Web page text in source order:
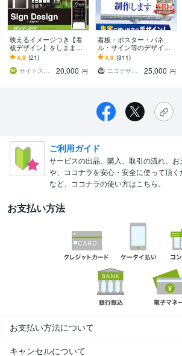
映えるイメージつき【看
板デザイン】をしまます
★データ納品後はお近く
の看板屋さんへ
4.9 (21)
サイトスグ／実績800件
20,000 円
看板・ポスター・パネ
ル・サイン等のデザイン
致します 「ターゲットに
伝わる・行動につなが
る」デザインを制作しま
4.9 (311)
ニコデザイン
25,000 円
ご利用ガイド
サービスの出品、購入、取引の流れ、
や、ココナラを安心・安全に使って頂
など、ココナラの使い方はこちら。
お支払い方法
お支払い方法について
キャンセルについて